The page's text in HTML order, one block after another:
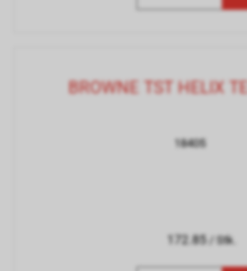
BROWNE TST HELIX
18405
172.85/ Stk.